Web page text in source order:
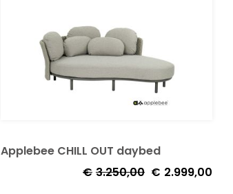
Applebee CHILL OUT daybed
€ 3.250,00 Oorspronkelijke
€ 2.999,00